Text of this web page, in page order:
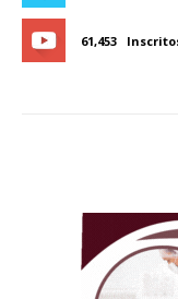
61,453